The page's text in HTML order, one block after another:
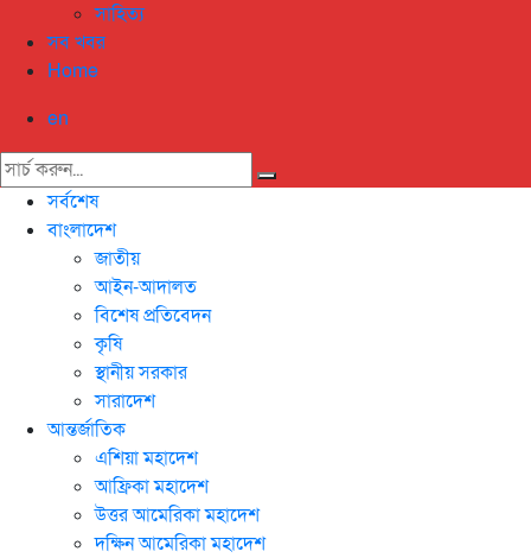
সাহিত্য
সব খবর
Home
en
সর্বশেষ
বাংলাদেশ
জাতীয়
আইন-আদালত
বিশেষ প্রতিবেদন
কৃষি
স্থানীয় সরকার
সারাদেশ
আন্তর্জাতিক
এশিয়া মহাদেশ
আফ্রিকা মহাদেশ
উত্তর আমেরিকা মহাদেশ
দক্ষিন আমেরিকা মহাদেশ